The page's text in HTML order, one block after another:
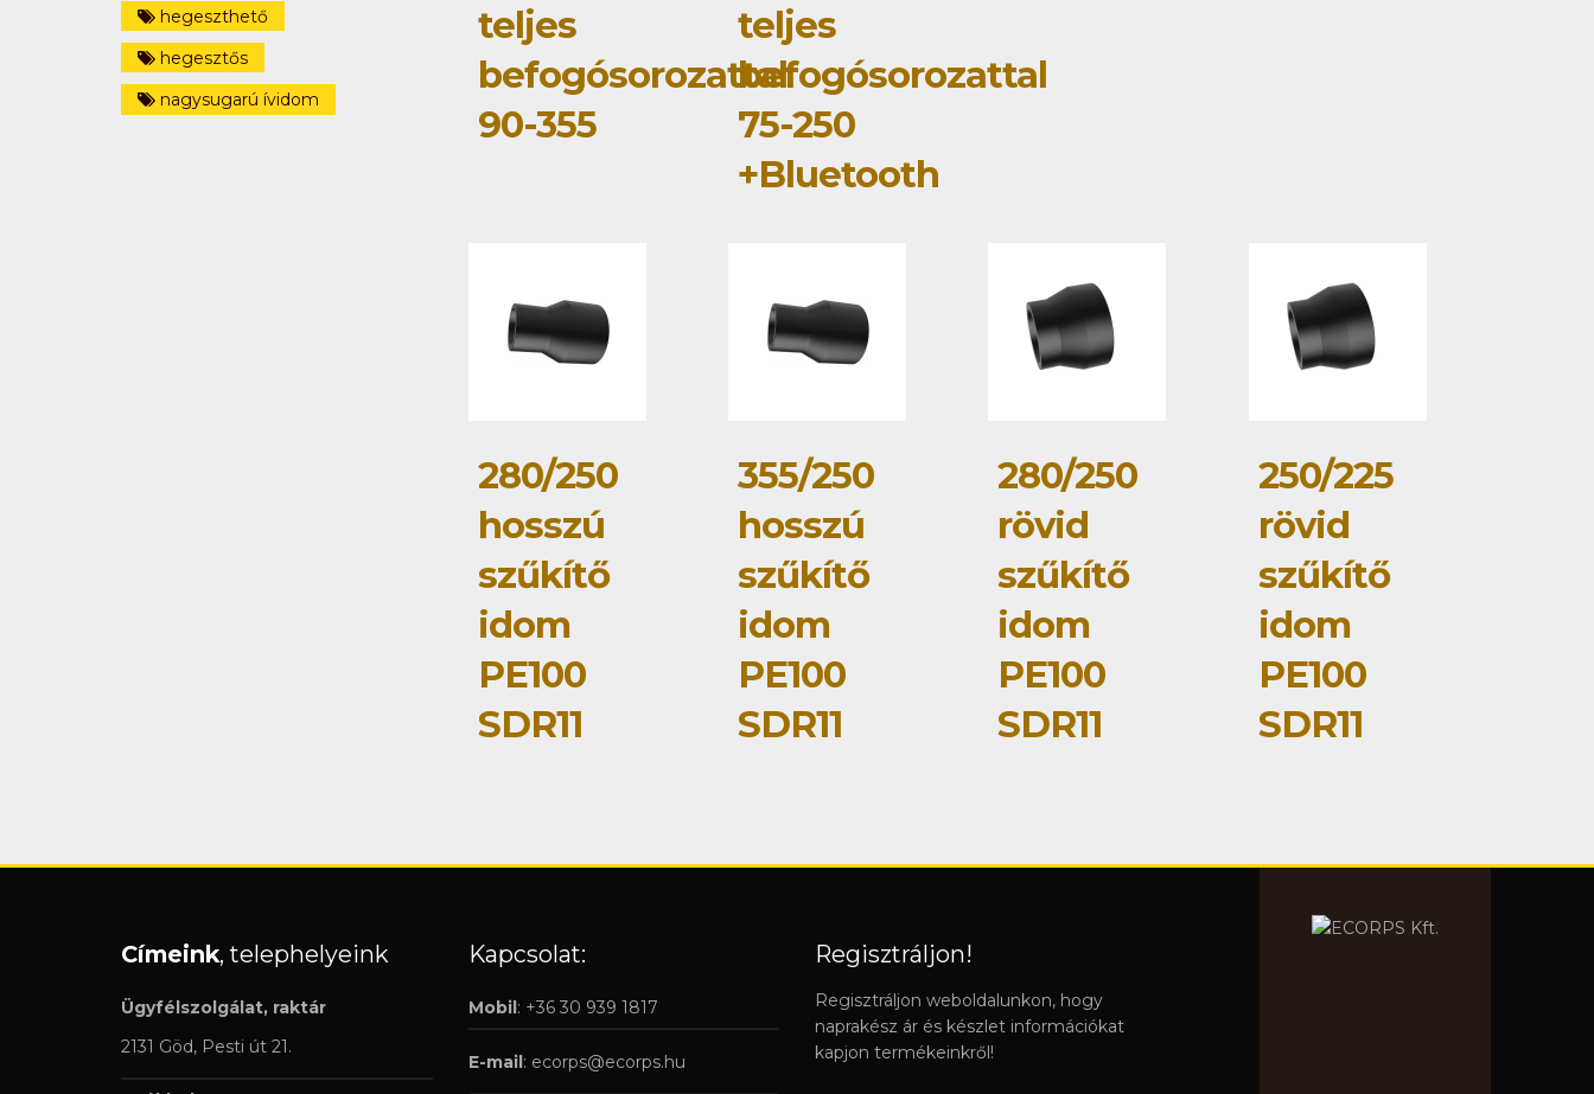
hegeszthető
hegesztős
nagysugarú ívidom
teljes
befogósorozattal
90-355
teljes
befogósorozattal
75-250
+Bluetooth
280/250
hosszú
szűkítő
idom
PE100
SDR11
355/250
hosszú
szűkítő
idom
PE100
SDR11
280/250
rövid
szűkítő
idom
PE100
SDR11
250/225
rövid
szűkítő
idom
PE100
SDR11
Címeink, telephelyeink
Ügyfélszolgálat, raktár
2131 Göd, Pesti út 21.
Kapcsolat:
Mobil: +36 30 939 1817
E-mail: ecorps@ecorps.hu
Regisztráljon!
Regisztráljon weboldalunkon, hogy
naprakész ár és készlet információkat
kapjon termékeinkről!